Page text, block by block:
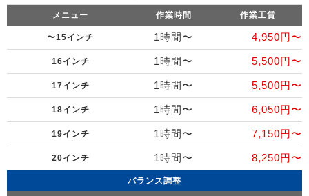
メニュー 作業時間 作業工賃
〜15インチ 1時間〜 4,950円〜
16インチ 1時間〜 5,500円〜
17インチ 1時間〜 5,500円〜
18インチ 1時間〜 6,050円〜
19インチ 1時間〜 7,150円〜
20インチ 1時間〜 8,250円〜
バランス調整